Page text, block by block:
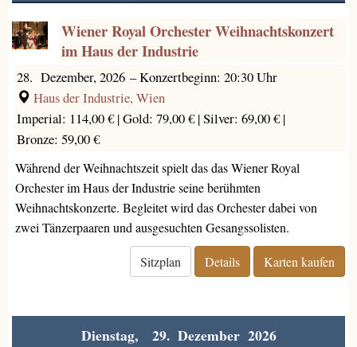
Wiener Royal Orchester Weihnachtskonzert
im Haus der Industrie
28. Dezember, 2026 –Konzertbeginn: 20:30 Uhr
Haus der Industrie, Wien
Imperial: 114,00 € |Gold: 79,00 € |Silver: 69,00 € |
Bronze: 59,00 €
Während der Weihnachtszeit spielt das das Wiener Royal
Orchester im Haus der Industrie seine berühmten
Weihnachtskonzerte. Begleitet wird das Orchester dabei von
zwei Tänzerpaaren und ausgesuchten Gesangssolisten.
Sitzplan Details Karten kaufen
Dienstag, 29. Dezember 2026